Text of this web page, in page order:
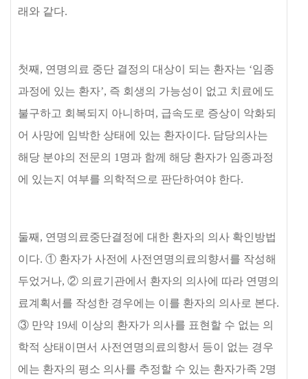
래와 같다.
첫째 , 연명의료 중단 결정의 대상이 되는 환자는 ‘임종
과정에 있는 환자’, 즉 회생의 가능성이 없고 치료에도
불구하고 회복되지 아니하며 , 급속도로 증상이 악화되
어 사망에 임박한 상태에 있는 환자이다. 담당의사는
해당 분야의 전문의 1 명과 함께 해당 환자가 임종과정
에 있는지 여부를 의학적으로 판단하여야 한다.
둘째 , 연명의료중단결정에 대한 환자의 의사 확인방법
이다. ① 환자가 사전에 사전연명의료의향서를 작성해
두었거나, ② 의료기관에서 환자의 의사에 따라 연명의
료계획서를 작성한 경우에는 이를 환자의 의사로 본다.
③ 만약 19세 이상의 환자가 의사를 표현할 수 없는 의
학적 상태이면서 사전연명의료의향서 등이 없는 경우
에는 환자의 평소 의사를 추정할 수 있는 환자가족 2명